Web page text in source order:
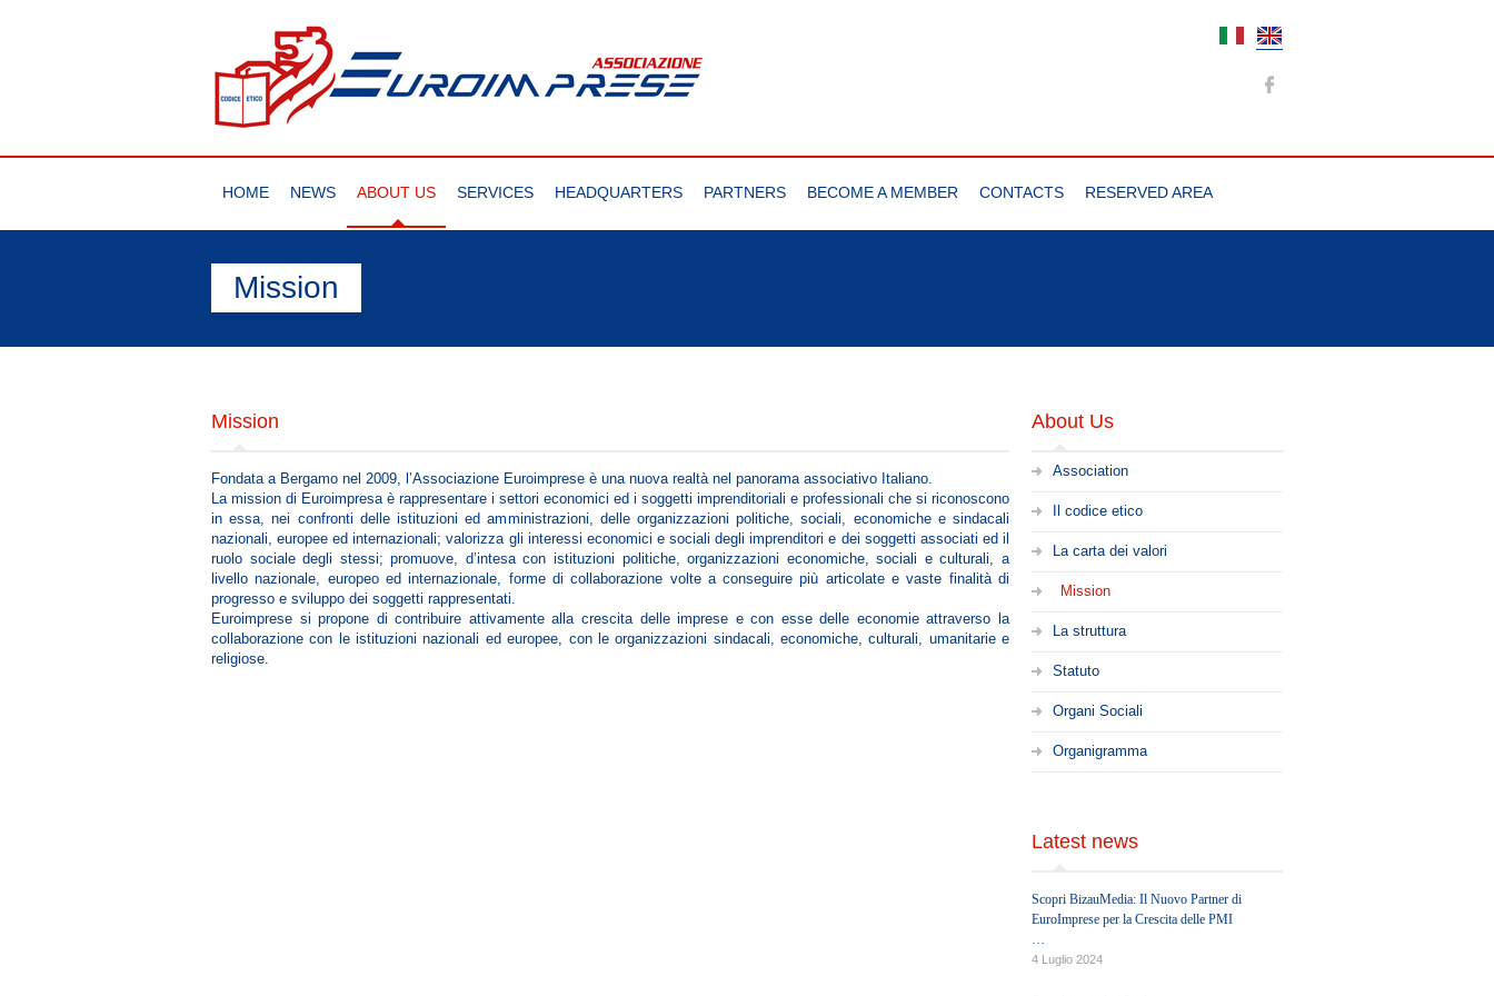
HOME NEWS ABOUT US SERVICES HEADQUARTERS PARTNERS BECOME A MEMBER CONTACTS RESERVED AREA
Mission
Mission
Fondata a Bergamo nel 2009, l’Associazione Euroimprese è una nuova realtà nel panorama associativo Italiano.
La mission di Euroimpresa è rappresentare i settori economici ed i soggetti imprenditoriali e professionali che si riconoscono
in essa, nei confronti delle istituzioni ed amministrazioni, delle organizzazioni politiche, sociali, economiche e sindacali
nazionali, europee ed internazionali; valorizza gli interessi economici e sociali degli imprenditori e dei soggetti associati ed il
ruolo sociale degli stessi; promuove, d’intesa con istituzioni politiche, organizzazioni economiche, sociali e culturali, a
livello nazionale, europeo ed internazionale, forme di collaborazione volte a conseguire più articolate e vaste finalità di
progresso e sviluppo dei soggetti rappresentati.
Euroimprese si propone di contribuire attivamente alla crescita delle imprese e con esse delle economie attraverso la
collaborazione con le istituzioni nazionali ed europee, con le organizzazioni sindacali, economiche, culturali, umanitarie e
religiose.
About Us
Association
Il codice etico
La carta dei valori
Mission
La struttura
Statuto
Organi Sociali
Organigramma
Latest news
Scopri BizauMedia: Il Nuovo Partner di
EuroImprese per la Crescita delle PMI
EUROIMPRESE è entusiasta di annunciare
4 Luglio 2024